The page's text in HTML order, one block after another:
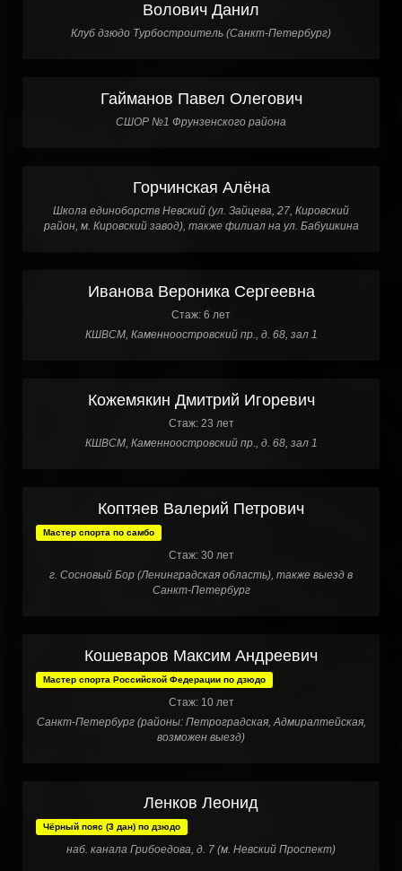
Волович Данил
Клуб дзюдо Турбостроитель (Санкт-Петербург)
Гайманов Павел Олегович
СШОР №1 Фрунзенского района
Горчинская Алёна
Школа единоборств Невский (ул. Зайцева, 27, Кировский
район, м. Кировский завод), также филиал на ул. Бабушкина
Иванова Вероника Сергеевна
Стаж: 6 лет
КШВСМ, Каменноостровский пр., д. 68, зал 1
Кожемякин Дмитрий Игоревич
Стаж: 23 лет
КШВСМ, Каменноостровский пр., д. 68, зал 1
Коптяев Валерий Петрович
Мастер спорта по самбо
Стаж: 30 лет
г. Сосновый Бор (Ленинградская область), также выезд в
Санкт-Петербург
Кошеваров Максим Андреевич
Мастер спорта Российской Федерации по дзюдо
Стаж: 10 лет
Санкт-Петербург (районы: Петроградская, Адмиралтейская,
возможен выезд)
Ленков Леонид
Чёрный пояс (3 дан) по дзюдо
наб. канала Грибоедова, д. 7 (м. Невский Проспект)